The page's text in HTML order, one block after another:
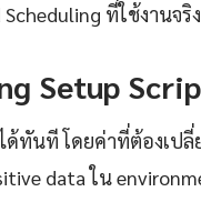
ที่ใช้งานจริ
Setup
ทันที โดยค่าที่ต้องเป
data ใน